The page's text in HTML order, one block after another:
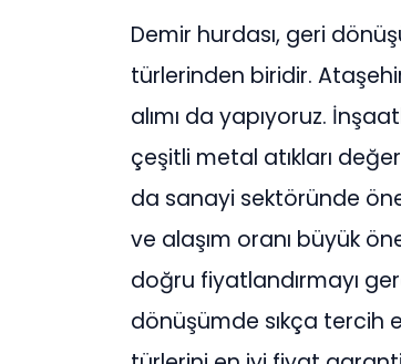
Demir hurdası, geri
türlerinden biridir.
alımı da yapıyoruz.
çeşitli metal atıkları
da sanayi sektöründe
ve alaşım oranı büyük
doğru fiyatlandırmayı
dönüşümde sıkça tercih